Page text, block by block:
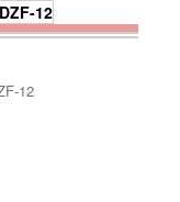
12